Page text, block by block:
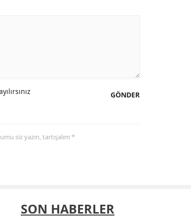
GÖNDER
siz yazın, tartışalım *
SON HABERLER